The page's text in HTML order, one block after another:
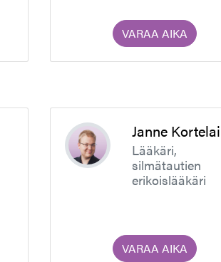
VARAA AIKA
Janne
Lääkäri,
silmätautien
erikoislääkäri
VARAA AIKA